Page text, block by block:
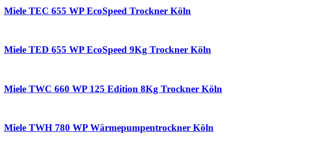
Miele TEC 655 WP EcoSpeed Trockner Köln
Miele TED 655 WP EcoSpeed 9Kg Trockner Köln
Miele TWC 660 WP 125 Edition 8Kg Trockner Köln
Miele TWH 780 WP Wärmepumpentrockner Köln